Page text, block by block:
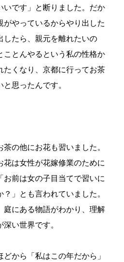
いです」と断りました。だか
がやっているからやり出した
したら、親元を離れたいの
ことんやるという私の性格か
たくなり、京都に行ってお茶
思ったんです。
の他にお花も習いました。
は女性が花嫁修業のために
お前は女の子目当てで習いに
」とも言われていました。
庭にある物語がわかり、理解
い世界です。
から「私はこの年だから」